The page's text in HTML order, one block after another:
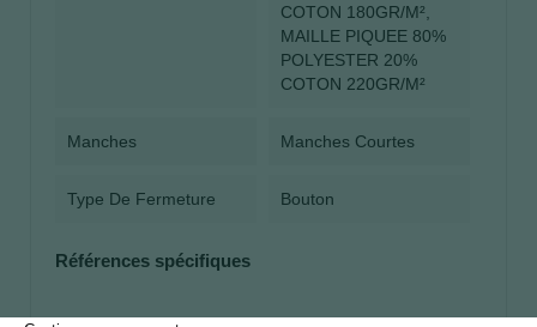
COTON 180GR/M²,
MAILLE PIQUEE 80%
POLYESTER 20%
COTON 220GR/M²
Manches Manches Courtes
Type De Fermeture Bouton
Références spécifiques